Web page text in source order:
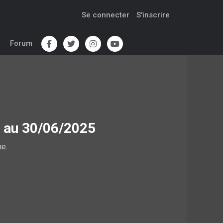
Se connecter S'inscrire
Forum
30/06/2025